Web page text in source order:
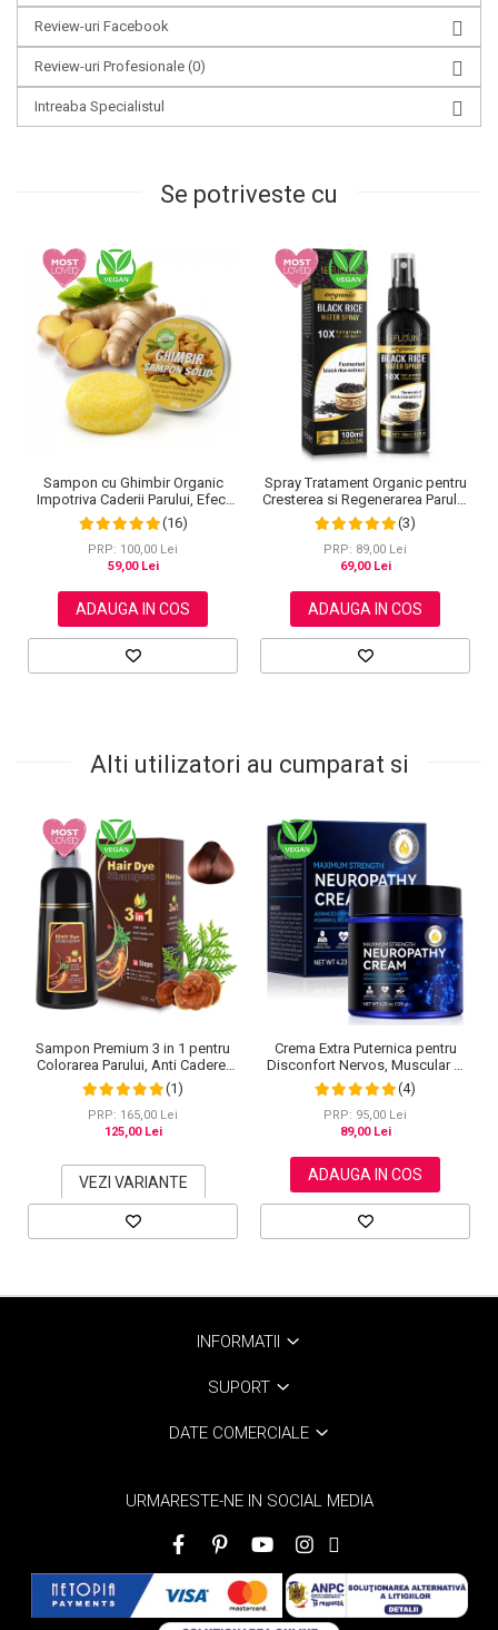
Review-uri Facebook
Review-uri Profesionale (0)
Intreaba Specialistul
Se potriveste cu
Sampon cu Ghimbir Organic
Impotriva Caderii Parului, Efect
Regenerator, 100% Natural,
NOVA KISS® 60 g
(16)
PRP: 100,00 Lei
59,00 Lei
ADAUGA IN COS
Spray Tratament Organic pentru
Cresterea si Regenerarea Parului
din extract de Orez negru
Fermentat, Ulei de ghimbir, Ulei
de ricin si Biotina, Sefudun, 100
ml
(3)
PRP: 89,00 Lei
69,00 Lei
ADAUGA IN COS
Alti utilizatori au cumparat si
Sampon Premium 3 in 1 pentru
Colorarea Parului, Anti Cadere,
Regenerare cu Ghimbir si
Ginseng, 500 ml, #3 Saten inchis
(Dark Brown)
(1)
PRP: 165,00 Lei
125,00 Lei
VEZI VARIANTE
Crema Extra Puternica pentru
Disconfort Nervos, Muscular si
Articular, 120 g
(4)
PRP: 95,00 Lei
89,00 Lei
ADAUGA IN COS
INFORMATII
SUPORT
DATE COMERCIALE
URMARESTE-NE IN SOCIAL MEDIA